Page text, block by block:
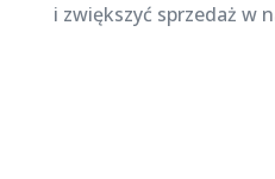
i zwiększyć sprzedaż w